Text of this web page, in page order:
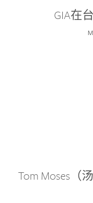
GIA在
Tom Moses（